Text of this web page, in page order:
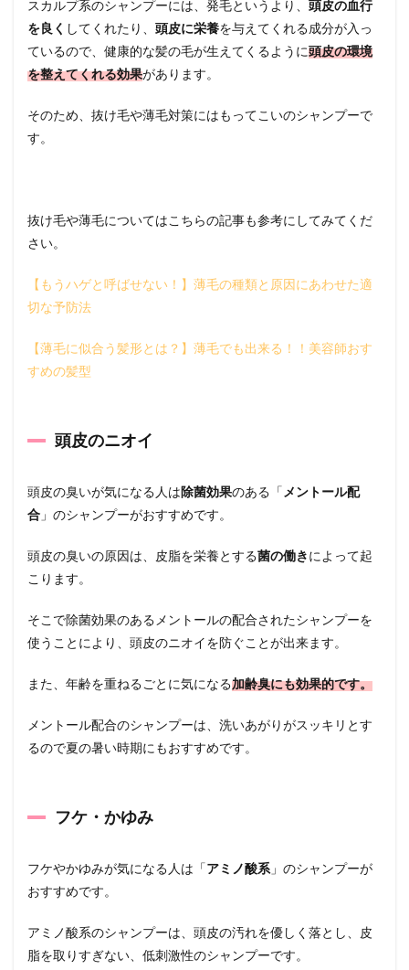
スカルプ系のシャンプーには、発毛というより、 頭皮の血行
を良く してくれたり、 頭皮に栄養を与えてくれる成分が入っ
ているので、健康的な髪の毛が生えてくるように頭皮の環境
を整えてくれる効果があります。
そのため、抜け毛や薄毛対策にはもってこいのシャンプーで
す。
抜け毛や薄毛についてはこちらの記事も参考にしてみてくだ
さい。
【もうハゲと呼ばせない！】薄毛の種類と原因にあわせた適
切な予防法
【薄毛に似合う髪形とは？】薄毛でも出来る！！美容師おす
すめの髪型
頭皮のニオイ
頭皮の臭いが気になる人は除菌効果のある「 メントール配
合 」のシャンプーがおすすめです。
頭皮の臭いの原因は、皮脂を栄養とする菌の働きによって起
こります。
そこで除菌効果のあるメントールの配合されたシャンプーを
使うことにより、頭皮のニオイを防ぐことが出来ます。
また、年齢を重ねるごとに気になる加齢臭にも効果的です。
メントール配合のシャンプーは、洗いあがりがスッキリとす
るので夏の暑い時期にもおすすめです。
フケ・かゆみ
フケやかゆみが気になる人は「アミノ酸系 」のシャンプーが
おすすめです。
アミノ酸系のシャンプーは、頭皮の汚れを優しく落とし、皮
脂を取りすぎない、低刺激性のシャンプーです。